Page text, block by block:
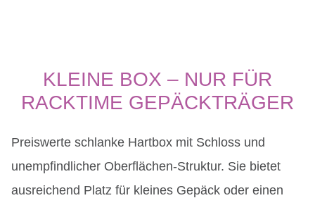
KLEINE BOX – NUR FÜR
RACKTIME GEPÄCKTRÄGER
Preiswerte schlanke Hartbox mit Schloss und
unempfindlicher Oberflächen-Struktur. Sie bietet
ausreichend Platz für kleines Gepäck oder einen